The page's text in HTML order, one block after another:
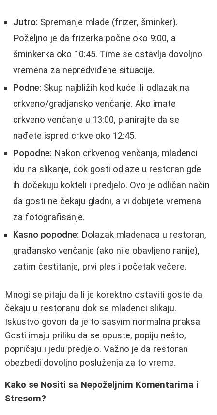
Jutro: Spremanje mlade (frizer, šminker).
Poželjno je da frizerka počne oko 9:00, a
šminkerka oko 10:45. Time se ostavlja dovoljno
vremena za nepredviđene situacije.
Podne: Skup najbližih kod kuće ili odlazak na
crkveno/gradjansko venčanje. Ako imate
crkveno venčanje u 13:00, planirajte da se
nađete ispred crkve oko 12:45.
Popodne: Nakon crkvenog venčanja, mladenci
idu na slikanje, dok gosti odlaze u restoran gde
ih dočekuju kokteli i predjelo. Ovo je odličan način
da gosti ne čekaju gladni, a vi dobijete vremena
za fotografisanje.
Kasno popodne: Dolazak mladenaca u restoran,
građansko venčanje (ako nije obavljeno ranije),
zatim čestitanje, prvi ples i početak večere.
Mnogi se pitaju da li je korektno ostaviti goste da
čekaju u restoranu dok se mladenci slikaju.
Iskustvo govori da je to sasvim normalna praksa.
Gosti imaju priliku da se opuste, popiju nešto,
popričaju i jedu predjelo. Važno je da restoran
obezbedi dovoljno posluženja za to vreme.
Kako se Nositi sa Nepoželjnim Komentarima i
Stresom?